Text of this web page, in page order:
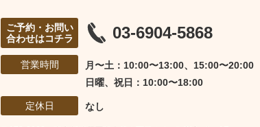
ご予約・お問い
合わせはコチラ
03-6904-5868
営業時間
月〜土：10:00〜13:00、15:00〜20:00
日曜、祝日：10:00〜18:00
定休日 なし